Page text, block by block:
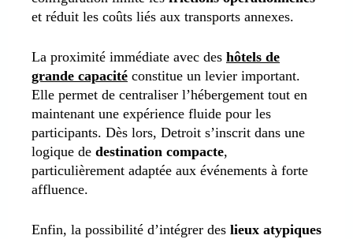
et réduit les coûts liés aux transports annexes.
La proximité immédiate avec des hôtels de
grande capacité constitue un levier important.
Elle permet de centraliser l’hébergement tout en
maintenant une expérience fluide pour les
participants. Dès lors, Detroit s’inscrit dans une
logique de destination compacte,
particulièrement adaptée aux événements à forte
affluence.
Enfin, la possibilité d’intégrer des lieux atypiques